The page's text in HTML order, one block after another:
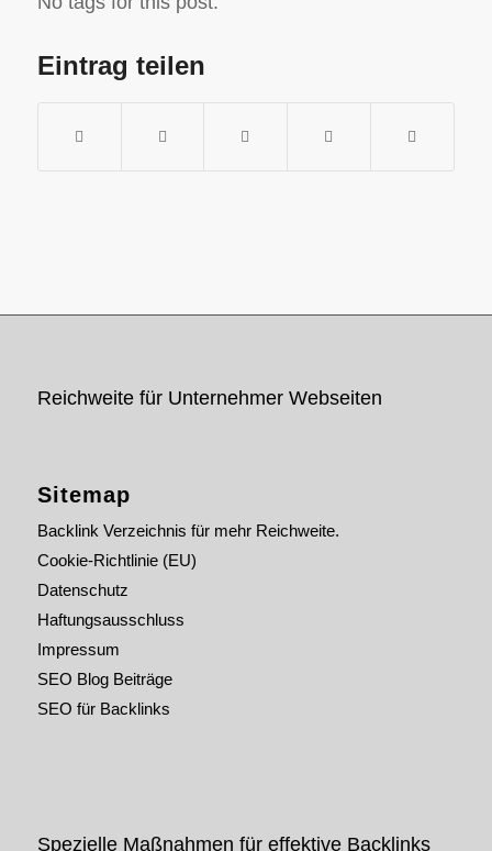
Eintrag teilen
Reichweite für Unternehmer Webseiten
Sitemap
Backlink Verzeichnis für mehr Reichweite.
Cookie-Richtlinie (EU)
Datenschutz
Haftungsausschluss
Impressum
SEO Blog Beiträge
SEO für Backlinks
Spezielle Maßnahmen für effektive Backlinks